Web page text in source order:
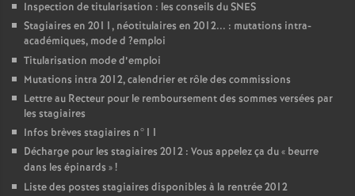
Inspection de titularisation : les conseils duSNES
Stagiaires en 2011, néotitulaires en 2012... : mutations intra-
académiques, mode d ?emploi
Titularisation mode d’emploi
Mutations intra 2012, calendrier et rôle des commissions
Lettre au Recteur pour le remboursement des sommes versées par
les stagiaires
Infos brèves stagiaires n°11
Décharge pour les stagiaires 2012 : Vous appelez ça du « beurre
dans les épinards »!
Liste des postes stagiaires disponibles à la rentrée 2012